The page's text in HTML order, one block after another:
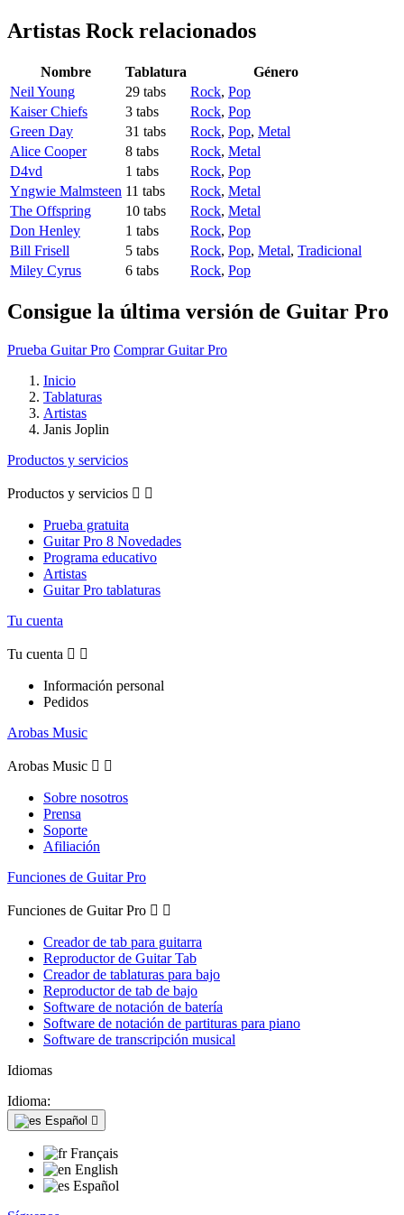
Artistas Rockrelacionados
Nombre Tablatura
Género
Neil Young
29 tabs Rock, Pop
Kaiser Chiefs
3 tabs Rock, Pop
Green Day
31 tabs Rock, Pop, Metal
Alice Cooper
8 tabs Rock, Metal
D4vd
1 tabs Rock, Pop
Yngwie Malmsteen 11 tabs Rock, Metal
The Offspring
10 tabs Rock, Metal
Don Henley
1 tabs Rock, Pop
Bill Frisell
5 tabs Rock, Pop, Metal, Tradicional
Miley Cyrus
6 tabs Rock, Pop
Consigue la última versión de Guitar Pro
Prueba Guitar Pro Comprar Guitar Pro
Inicio
Tablaturas
Artistas
Janis Joplin
Productos y servicios
Productos y servicios  
Prueba gratuita
Guitar Pro 8 Novedades
Programa educativo
Artistas
Guitar Pro tablaturas
Tu cuenta
Tu cuenta  
Información personal
Pedidos
Arobas Music
Arobas Music  
Sobre nosotros
Prensa
Soporte
Afiliación
Funciones de Guitar Pro
Funciones de Guitar Pro  
Creador de tab para guitarra
Reproductor de Guitar Tab
Creador de tablaturas para bajo
Reproductor de tab de bajo
Software de notación de batería
Software de notación de partituras para piano
Software de transcripción musical
Idiomas
Idioma:
Español 
Français
English
Español